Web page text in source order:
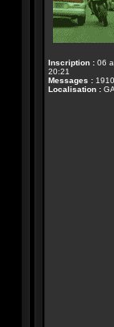
Inscription : 06
20:21
Messages : 1910
Localisation :